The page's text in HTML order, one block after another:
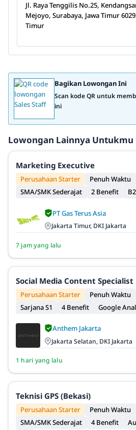
Jl. Raya Tenggilis No.25,
Mejoyo, Surabaya, Jawa Timur
Timur
Bagikan Lowongan Ini
Scan kode QR untuk
ini
Lowongan Lainnya Untukmu
Marketing Executive
Perusahaan Starter Penuh Waktu
SMA/SMK Sederajat
2 Benefit
PT Gas Terus Asia
Jakarta Timur, DKI Jakarta
7 jam yang lalu
Social Media Content Specialist
Perusahaan Starter Penuh Waktu
Sarjana S1
4 Benefit Google
Anthem Jakarta
Jakarta Selatan, DKI Jakarta
1 hari yang lalu
Teknisi GPS (Bekasi)
Perusahaan Starter Penuh Waktu
SMA/SMK Sederajat
4 Benefit